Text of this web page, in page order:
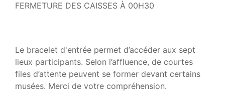
FERMETURE DES CAISSES À 00H30
Le bracelet d'entrée permet d’accéder aux sept
lieux participants. Selon l’affluence, de courtes
files d’attente peuvent se former devant certains
musées. Merci de votre compréhension.